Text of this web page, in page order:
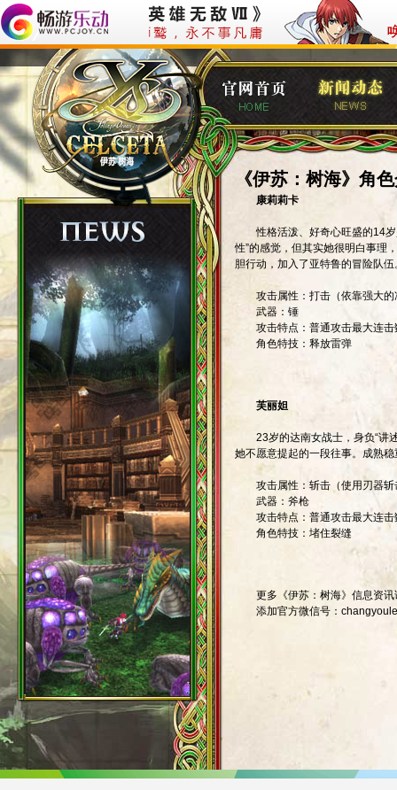
《伊苏：树海》角
康莉莉卡
性格活泼、好奇心旺盛的14岁
性”的感觉，但其实她很明白事理
胆行动，加入了亚特鲁的冒险队伍
攻击属性：打击（依靠强大的
武器：锤
攻击特点：普通攻击最大连击
角色特技：释放雷弹
芙丽妲
23岁的达南女战士，身负“讲述
她不愿意提起的一段往事。成熟
攻击属性：斩击（使用刃器斩
武器：斧枪
攻击特点：普通攻击最大连击
角色特技：堵住裂缝
更多《伊苏：树海》信息资讯
添加官方微信号：